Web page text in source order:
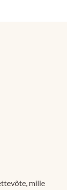
mille